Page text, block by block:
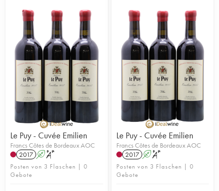
Le Puy - Cuvée Emilien
Francs Côtes de Bordeaux AOC
2017 A S
Posten von 3 Flaschen | 0
Gebote
Le Puy - Cuvée Emilien
Francs Côtes de Bordeaux AOC
2017 A S
Posten von 3 Flaschen | 0
Gebote